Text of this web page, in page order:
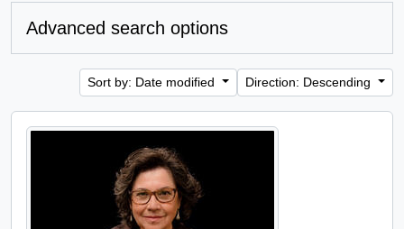
Advanced search options
Sort by: Date modified Direction: Descending